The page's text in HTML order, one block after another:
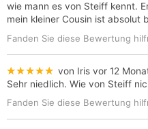
wie mann es von Steiff kennt.
mein kleiner Cousin ist absolut
Fanden Sie diese Bewertung
★★★★★ von Iris vor 12
Sehr niedlich. Wie von Steiff
Fanden Sie diese Bewertung